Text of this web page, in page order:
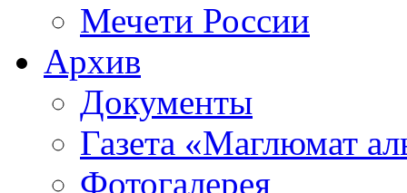
Мечети России
Архив
Документы
Газета «Маглюмат
Фотогалерея